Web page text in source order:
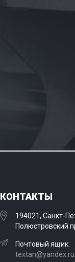
КОНТАКТЫ
194021, Санкт-
Полюстровский
Почтовый ящик:
textan@yandex.ru